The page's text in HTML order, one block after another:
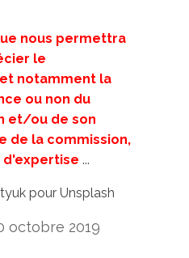
nous permettra
le
notamment la
ou non du
et/ou de son
de la commission,
d'expertise ...
pour Unsplash
octobre 2019